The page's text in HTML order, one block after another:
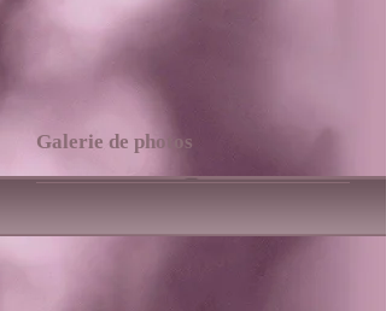
Galerie de photos